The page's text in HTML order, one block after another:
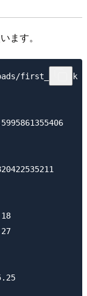
ます。
first_attack -